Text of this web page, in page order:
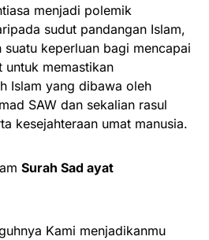
menjadi polemik
sudut pandangan Islam,
suatu keperluan bagi mencapai
untuk memastikan
Islam yang dibawa oleh
SAW dan sekalian rasul
kesejahteraan umat manusia.
Surah Sad ayat
Kami menjadikanmu